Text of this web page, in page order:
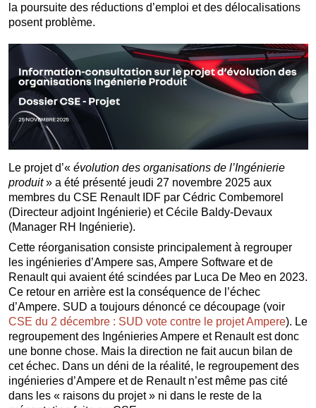
la poursuite des réductions d’emploi et des délocalisations
posent problème.
Le projet d’« évolution des organisations de l’Ingénierie
produit» a été présenté jeudi 27 novembre 2025 aux
membres du CSE Renault IDF par Cédric Combemorel
(Directeur adjoint Ingénierie) et Cécile Baldy-Devaux
(Manager RH Ingénierie).
Cette réorganisation consiste principalement à regrouper
les ingénieries d’Ampere sas, Ampere Software et de
Renault qui avaient été scindées par Luca De Meo en 2023.
Ce retour en arrière est la conséquence de l’échec
d’Ampere. SUD a toujours dénoncé ce découpage (voir
CSE du 2 décembre : SUD vote contre le projet Ampere). Le
regroupement des Ingénieries Ampere et Renault est donc
une bonne chose. Mais la direction ne fait aucun bilan de
cet échec. Dans un déni de la réalité, le regroupement des
ingénieries d’Ampere et de Renault n’est même pas cité
dans les « raisons du projet » ni dans le reste de la